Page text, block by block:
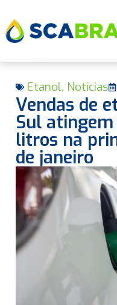
Etanol, Notícias
Vendas de
Sul atingem
litros na
de janeiro